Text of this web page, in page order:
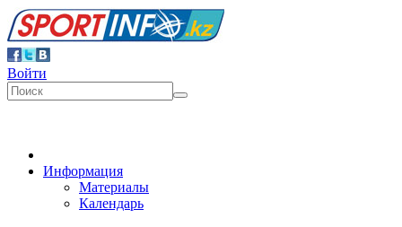
Войти
Информация
Материалы
Календарь